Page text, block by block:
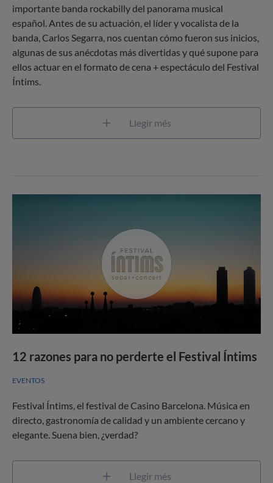
importante banda rockabilly del panorama musical
español. Antes de su actuación, el líder y vocalista de la
banda, Carlos Segarra, nos cuentan cómo fueron sus inicios,
algunas de sus anécdotas más divertidas y qué supone para
ellos actuar en el formato de cena + espectáculo del Festival
Íntims.
Llegir més
12 razones para no perderte el Festival Íntims
EVENTOS
Festival Íntims, el festival de Casino Barcelona. Música en
directo, gastronomía de calidad y un ambiente cercano y
elegante. Suena bien, ¿verdad?
Llegir més